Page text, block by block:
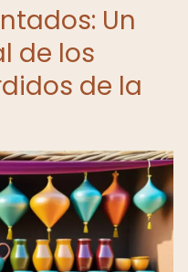
Un
de los
de la